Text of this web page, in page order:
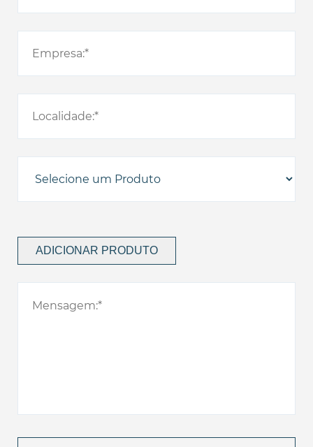
ADICIONAR PRODUTO